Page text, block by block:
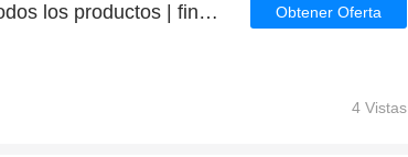
Consigue hasta un 6% en todos los productos | finaliza pronto Obtener Oferta
4 Vistas